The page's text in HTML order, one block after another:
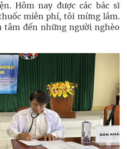
Hôm nay được các bác sĩ
miễn phí, tôi mừng lắm.
tâm đến những người nghèo